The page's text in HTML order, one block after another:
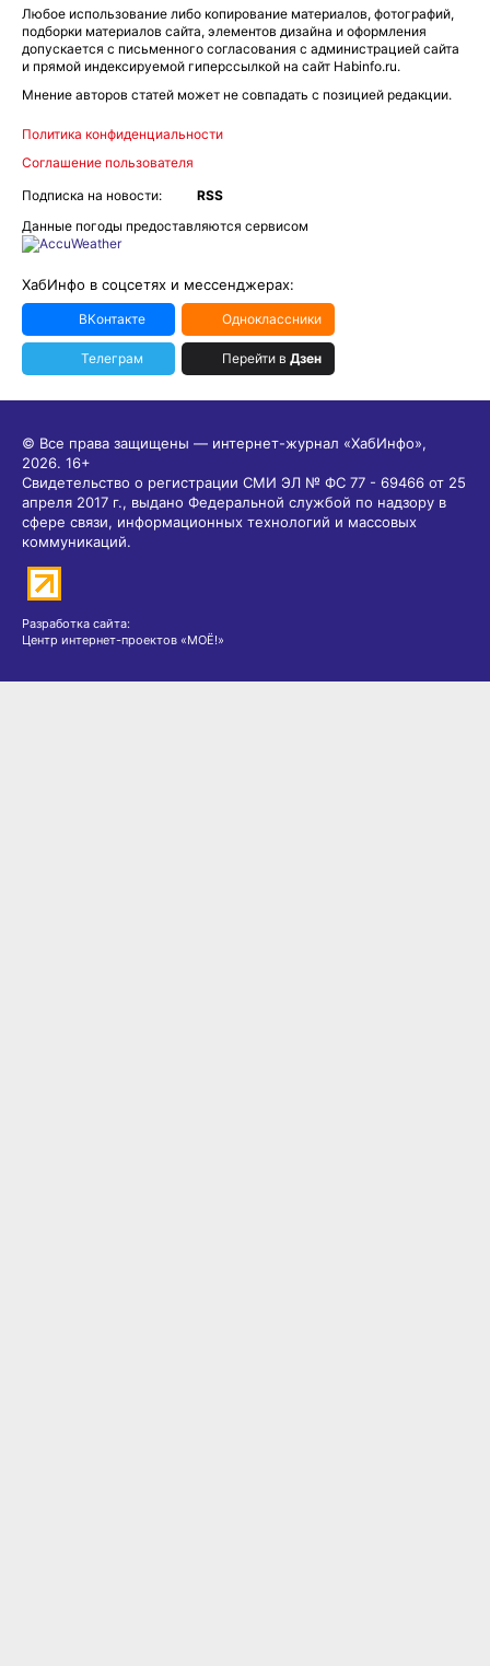
Любое использование либо копирование материалов, фотографий,
подборки материалов сайта, элементов дизайна и оформления
допускается с письменного согласования с администрацией сайта
и прямой индексируемой гиперссылкой на сайт Habinfo.ru.
Мнение авторов статей может не совпадать с позицией редакции.
Политика конфиденциальности
Соглашение пользователя
Подписка на новости:
RSS
Данные погоды предоставляются сервисом
ХабИнфо в соцсетях и мессенджерах:
ВКонтакте Одноклассники
Телеграм Перейти в Дзен
© Все права защищены — интернет-журнал «ХабИнфо»,
2026. 16+
Свидетельство о регистрации СМИ ЭЛ № ФС 77 - 69466 от 25
апреля 2017 г., выдано Федеральной службой по надзору в
сфере связи, информационных технологий и массовых
коммуникаций.
Разработка сайта:
Центр интернет-проектов «МОЁ!»